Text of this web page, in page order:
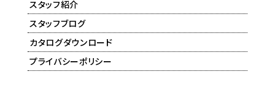
スタッフ紹介
スタッフブログ
カタログダウンロード
プライバシーポリシー